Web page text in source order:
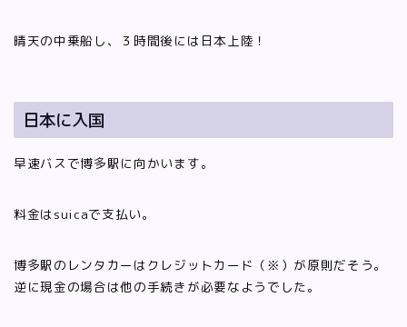
晴天の中乗船し、３時間後には日本上陸！
日本に入国
早速バスで博多駅に向かいます。
料金はsuicaで支払い。
博多駅のレンタカーはクレジットカード（※）が原則だそう。
逆に現金の場合は他の手続きが必要なようでした。